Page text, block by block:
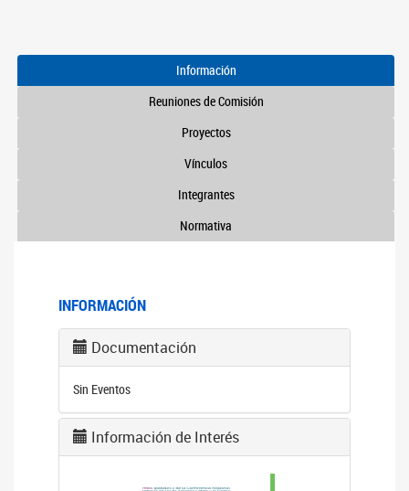
Información
Reuniones de Comisión
Proyectos
Vínculos
Integrantes
Normativa
INFORMACIÓN
Documentación
Sin Eventos
Información de Interés